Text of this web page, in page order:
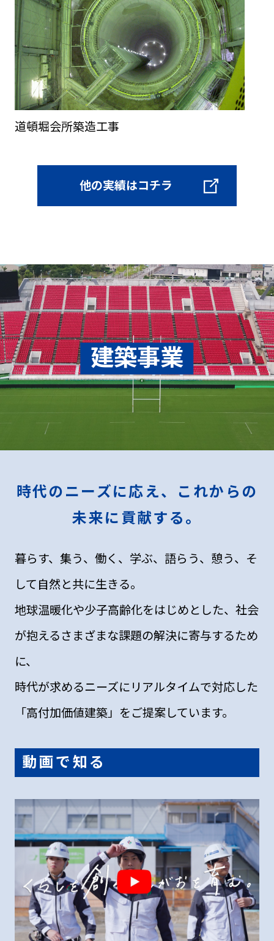
道頓堀会所築造工事
他の実績はコチラ
建築事業
時代のニーズに応え、これからの
未来に貢献する。
暮らす、集う、働く、学ぶ、語らう、憩う、そ
して自然と共に生きる。
地球温暖化や少子高齢化をはじめとした、社会
が抱えるさまざまな課題の解決に寄与するため
に、
時代が求めるニーズにリアルタイムで対応した
「高付加価値建築」をご提案しています。
動画で知る